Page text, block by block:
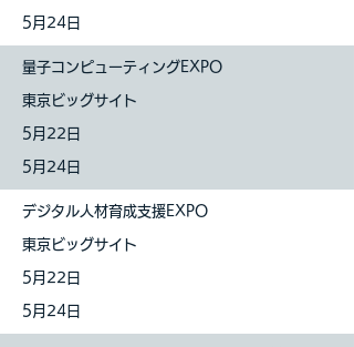
5月24日
量子コンピューティングEXPO
東京ビッグサイト
5月22日
5月24日
デジタル人材育成支援EXPO
東京ビッグサイト
5月22日
5月24日